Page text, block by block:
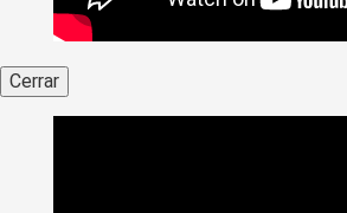
Cerrar